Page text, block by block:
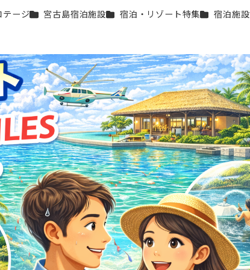
テージカテゴリー
宮古島宿泊施設カテゴリー
宿泊・リゾート特集カテゴリー
宿泊施設